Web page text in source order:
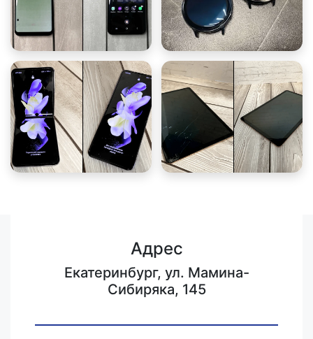
Адрес
Екатеринбург, ул. Мамина-
Сибиряка, 145